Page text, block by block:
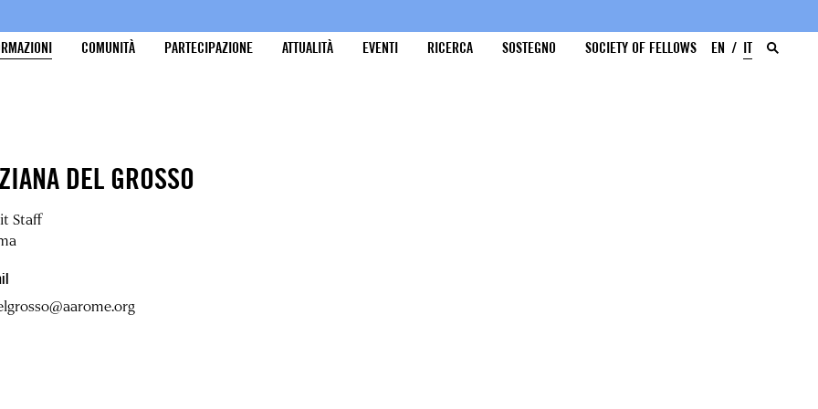
COMUNITÀ PARTECIPAZIONE ATTUALITÀ EVENTI RICERCA SOSTEGNO SOCIETY OF FELLOWS EN IT
DEL GROSSO
Staff